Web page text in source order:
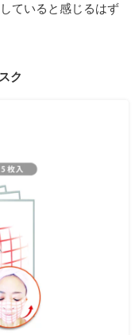
ていると感じるはず
ク